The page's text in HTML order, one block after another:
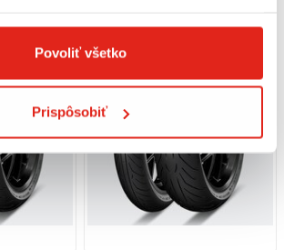
Povoliť všetko
Prispôsobiť